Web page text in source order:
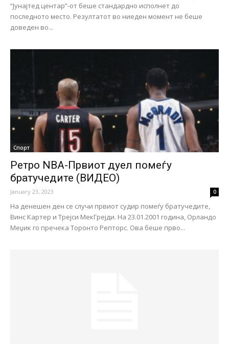
“Јунајтед центар”-от беше стандардно исполнет до
последното место. Резултатот во ниеден момент не беше
доведен во...
Спорт
Ретро NBA-Првиот дуел помеѓу
братучедите (ВИДЕО)
January 23, 2023 0
На денешен ден се случи првиот судир помеѓу братучедите,
Винс Картер и Трејси МекГрејди. На 23.01.2001 година, Орландо
Меџик го пречека Торонто Репторс. Ова беше прво...